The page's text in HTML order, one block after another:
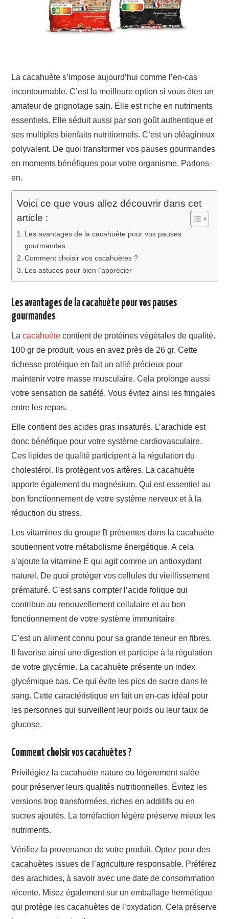
La cacahuète s’impose aujourd’hui comme l’en-cas
incontournable. C’est la meilleure option si vous êtes un
amateur de grignotage sain. Elle est riche en nutriments
essentiels. Elle séduit aussi par son goût authentique et
ses multiples bienfaits nutritionnels. C’est un oléagineux
polyvalent. De quoi transformer vos pauses gourmandes
en moments bénéfiques pour votre organisme. Parlons-
en.
Voici ce que vous allez découvrir dans cet
article :
Les avantages de la cacahuète pour vos pauses
gourmandes
Comment choisir vos cacahuètes ?
Les astuces pour bien l’apprécier
Les avantages de la cacahuète pour vos pauses
gourmandes
Lacacahuète contient de protéines végétales de qualité.
100 gr de produit, vous en avez près de 26 gr. Cette
richesse protéique en fait un allié précieux pour
maintenir votre masse musculaire. Cela prolonge aussi
votre sensation de satiété. Vous évitez ainsi les fringales
entre les repas.
Elle contient des acides gras insaturés. L’arachide est
donc bénéfique pour votre système cardiovasculaire.
Ces lipides de qualité participent à la régulation du
cholestérol. Ils protègent vos artères. La cacahuète
apporte également du magnésium. Qui est essentiel au
bon fonctionnement de votre système nerveux et à la
réduction du stress.
Les vitamines du groupe B présentes dans la cacahuète
soutiennent votre métabolisme énergétique. A cela
s’ajoute la vitamine E qui agit comme un antioxydant
naturel. De quoi protéger vos cellules du vieillissement
prématuré. C’est sans compter l’acide folique qui
contribue au renouvellement cellulaire et au bon
fonctionnement de votre système immunitaire.
C’est un aliment connu pour sa grande teneur en fibres.
Il favorise ainsi une digestion et participe à la régulation
de votre glycémie. La cacahuète présente un index
glycémique bas. Ce qui évite les pics de sucre dans le
sang. Cette caractéristique en fait un en-cas idéal pour
les personnes qui surveillent leur poids ou leur taux de
glucose.
Comment choisir vos cacahuètes ?
Privilégiez la cacahuète nature ou légèrement salée
pour préserver leurs qualités nutritionnelles. Évitez les
versions trop transformées, riches en additifs ou en
sucres ajoutés. La torréfaction légère préserve mieux les
nutriments.
Vérifiez la provenance de votre produit. Optez pour des
cacahuètes issues de l’agriculture responsable. Préférez
des arachides, à savoir avec une date de consommation
récente. Misez également sur un emballage hermétique
qui protège les cacahuètes de l’oxydation. Cela préserve